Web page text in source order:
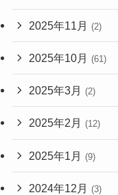
2025年11月 (2)
2025年10月 (61)
2025年3月 (2)
2025年2月 (12)
2025年1月 (9)
2024年12月 (3)